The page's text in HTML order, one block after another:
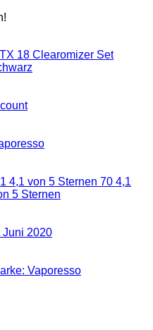
18 Clearomizer Set
4,1 von 5 Sternen 70 4,1
5 Sternen
Juni 2020
Vaporesso